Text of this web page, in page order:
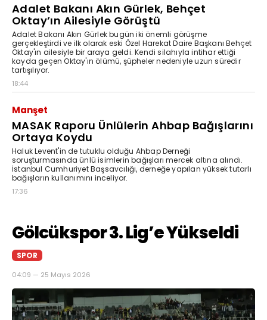
Adalet Bakanı Akın Gürlek, Behçet
Oktay’ın Ailesiyle Görüştü
Adalet Bakanı Akın Gürlek bugün iki önemli görüşme
gerçekleştirdi ve ilk olarak eski Özel Harekat Daire Başkanı Behçet
Oktay'ın ailesiyle bir araya geldi. Kendi silahıyla intihar ettiği
kayda geçen Oktay'ın ölümü, şüpheler nedeniyle uzun süredir
tartışılıyor.
18:44
Manşet
MASAK Raporu Ünlülerin Ahbap Bağışlarını
Ortaya Koydu
Haluk Levent'in de tutuklu olduğu Ahbap Derneği
soruşturmasında ünlü isimlerin bağışları mercek altına alındı.
İstanbul Cumhuriyet Başsavcılığı, derneğe yapılan yüksek tutarlı
bağışların kullanımını inceliyor.
17:36